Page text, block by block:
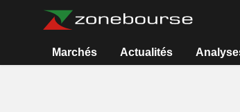
Marchés Actualités